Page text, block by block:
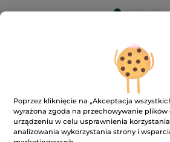
Rozjaśnij i podkreśl
2 g
★★★★★
★★★★★
3.6
5
gwiazdek.
Przeczytaj
recenzje.
(275)
44.90 zł
22450.00 zł / 1kg
Poprzez kliknięcie na „Akceptacja
wyrażona zgoda na przechowywanie plików
urządzeniu w celu usprawnienia
analizowania wykorzystania strony i